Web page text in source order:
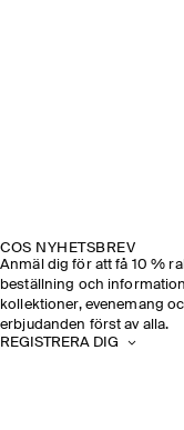
COS NYHETSBREV
Anmäl dig för att få 10 %
beställning och
kollektioner, evenemang
erbjudanden först av alla.
REGISTRERA DIG